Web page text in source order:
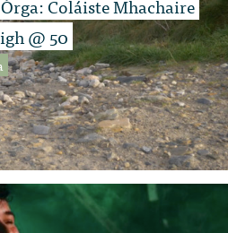
Coláiste Mhachaire
@ 50